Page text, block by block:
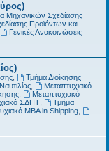
Μηχανικών Σχεδίασης
Προϊόντων και
Γενικές Ανακοινώσεις
,
Τμήμα Διοίκησης
,
Μεταπτυχιακό
,
Μεταπτυχιακό
ΣΔΠΤ,
Τμήμα
MBA in Shipping,